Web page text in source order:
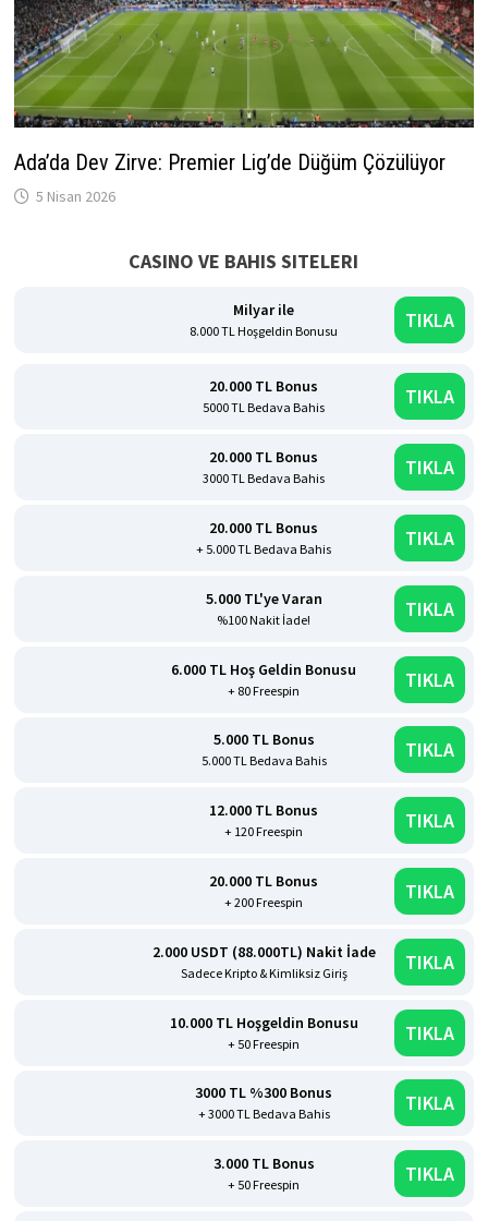
Ada’da Dev Zirve: Premier Lig’de Düğüm Çözülüyor
5 Nisan 2026
CASINO VE BAHIS SITELERI
Milyar ile
8.000 TL Hoşgeldin Bonusu TIKLA
20.000 TL Bonus
5000 TL Bedava Bahis TIKLA
20.000 TL Bonus
3000 TL Bedava Bahis TIKLA
20.000 TL Bonus
+ 5.000 TL Bedava Bahis TIKLA
5.000 TL'ye Varan
%100 Nakit İade! TIKLA
6.000 TL Hoş Geldin Bonusu
+ 80 Freespin TIKLA
5.000 TL Bonus
5.000 TL Bedava Bahis TIKLA
12.000 TL Bonus
+ 120 Freespin TIKLA
20.000 TL Bonus
+ 200 Freespin TIKLA
2.000 USDT (88.000TL) Nakit İade
Sadece Kripto & Kimliksiz Giriş TIKLA
10.000 TL Hoşgeldin Bonusu
+ 50 Freespin TIKLA
3000 TL %300 Bonus
+ 3000 TL Bedava Bahis TIKLA
3.000 TL Bonus
+ 50 Freespin TIKLA